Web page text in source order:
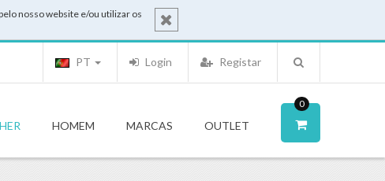
nosso website e/ou utilizar os
Registar
Login
PT
0
HOMEM MARCAS OUTLET